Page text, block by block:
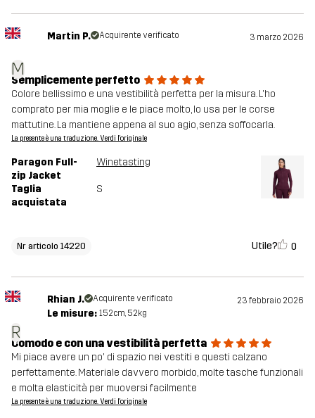
M
Martin P. Acquirente verificato 3 marzo 2026
Semplicemente perfetto
Colore bellissimo e una vestibilità perfetta per la misura. L'ho
comprato per mia moglie e le piace molto, lo usa per le corse
mattutine. La mantiene appena al suo agio, senza soffocarla.
La presente è una traduzione. Verdi l'originale
Paragon Full-
zip Jacket
Winetasting
Taglia
acquistata
S
Nr articolo 14220 Utile? 0
R
Rhian J. Acquirente verificato 23 febbraio 2026
Le misure: 152cm, 52kg
Comodo e con una vestibilità perfetta
Mi piace avere un po' di spazio nei vestiti e questi calzano
perfettamente. Materiale davvero morbido, molte tasche funzionali
e molta elasticità per muoversi facilmente
La presente è una traduzione. Verdi l'originale